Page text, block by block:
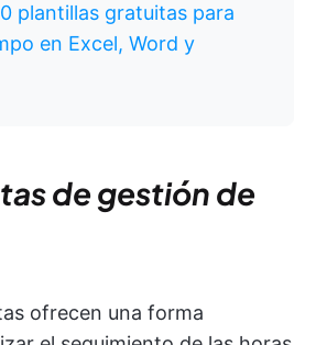
plantillas gratuitas para
en Excel, Word y
de gestión de
ofrecen una forma